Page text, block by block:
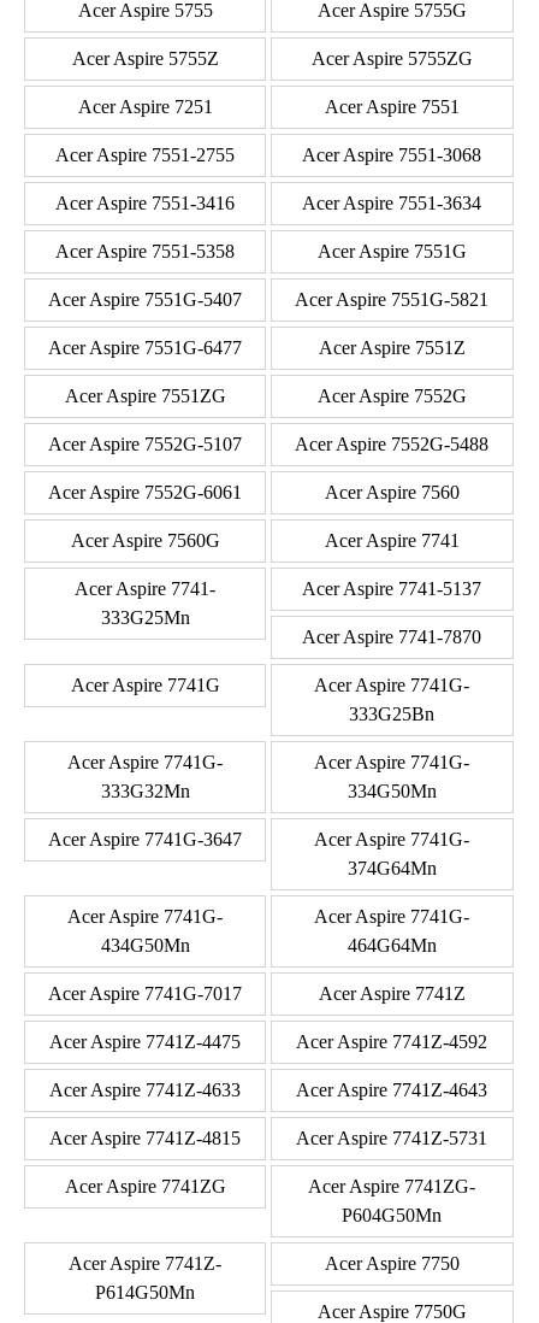
Acer Aspire 5755 Acer Aspire 5755G
Acer Aspire 5755Z Acer Aspire 5755ZG
Acer Aspire 7251 Acer Aspire 7551
Acer Aspire 7551-2755 Acer Aspire 7551-3068
Acer Aspire 7551-3416 Acer Aspire 7551-3634
Acer Aspire 7551-5358 Acer Aspire 7551G
Acer Aspire 7551G-5407 Acer Aspire 7551G-5821
Acer Aspire 7551G-6477 Acer Aspire 7551Z
Acer Aspire 7551ZG Acer Aspire 7552G
Acer Aspire 7552G-5107 Acer Aspire 7552G-5488
Acer Aspire 7552G-6061 Acer Aspire 7560
Acer Aspire 7560G Acer Aspire 7741
Acer Aspire 7741-
333G25Mn
Acer Aspire 7741-5137
Acer Aspire 7741-7870
Acer Aspire 7741G
Acer Aspire 7741G-
333G25Bn
Acer Aspire 7741G-
333G32Mn
Acer Aspire 7741G-
334G50Mn
Acer Aspire 7741G-3647
Acer Aspire 7741G-
374G64Mn
Acer Aspire 7741G-
434G50Mn
Acer Aspire 7741G-
464G64Mn
Acer Aspire 7741G-7017 Acer Aspire 7741Z
Acer Aspire 7741Z-4475 Acer Aspire 7741Z-4592
Acer Aspire 7741Z-4633 Acer Aspire 7741Z-4643
Acer Aspire 7741Z-4815 Acer Aspire 7741Z-5731
Acer Aspire 7741ZG
Acer Aspire 7741ZG-
P604G50Mn
Acer Aspire 7741Z-
P614G50Mn
Acer Aspire 7750
Acer Aspire 7750G